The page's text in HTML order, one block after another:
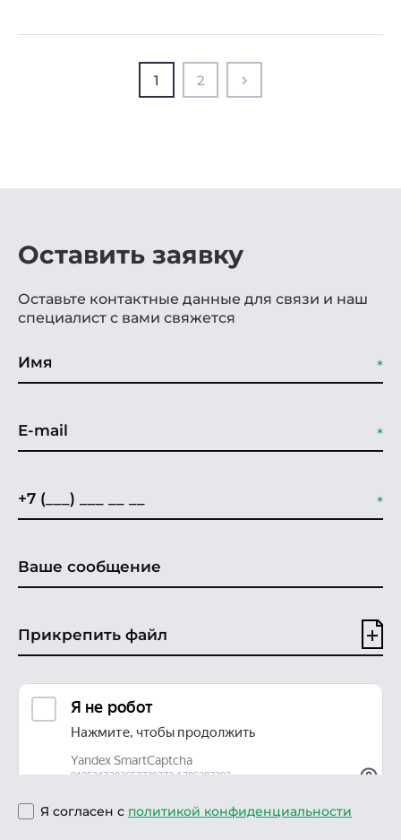
1 2
Оставить заявку
Оставьте контактные данные для связи и наш
специалист с вами свяжется
Прикрепить файл
Я согласен с политикой конфиденциальности